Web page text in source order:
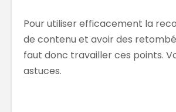
Pour utiliser efficacement la
de contenu et avoir des
faut donc travailler ces points.
astuces.